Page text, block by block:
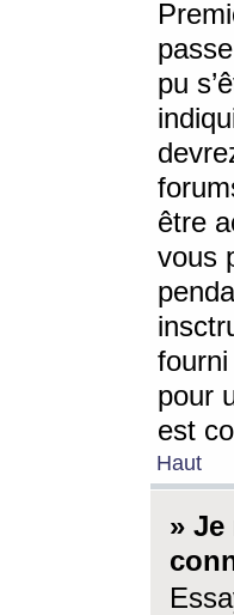
pu
être
vous
pour
est
Haut
»